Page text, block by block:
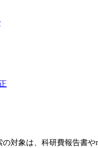
対象は、科研費報告書や